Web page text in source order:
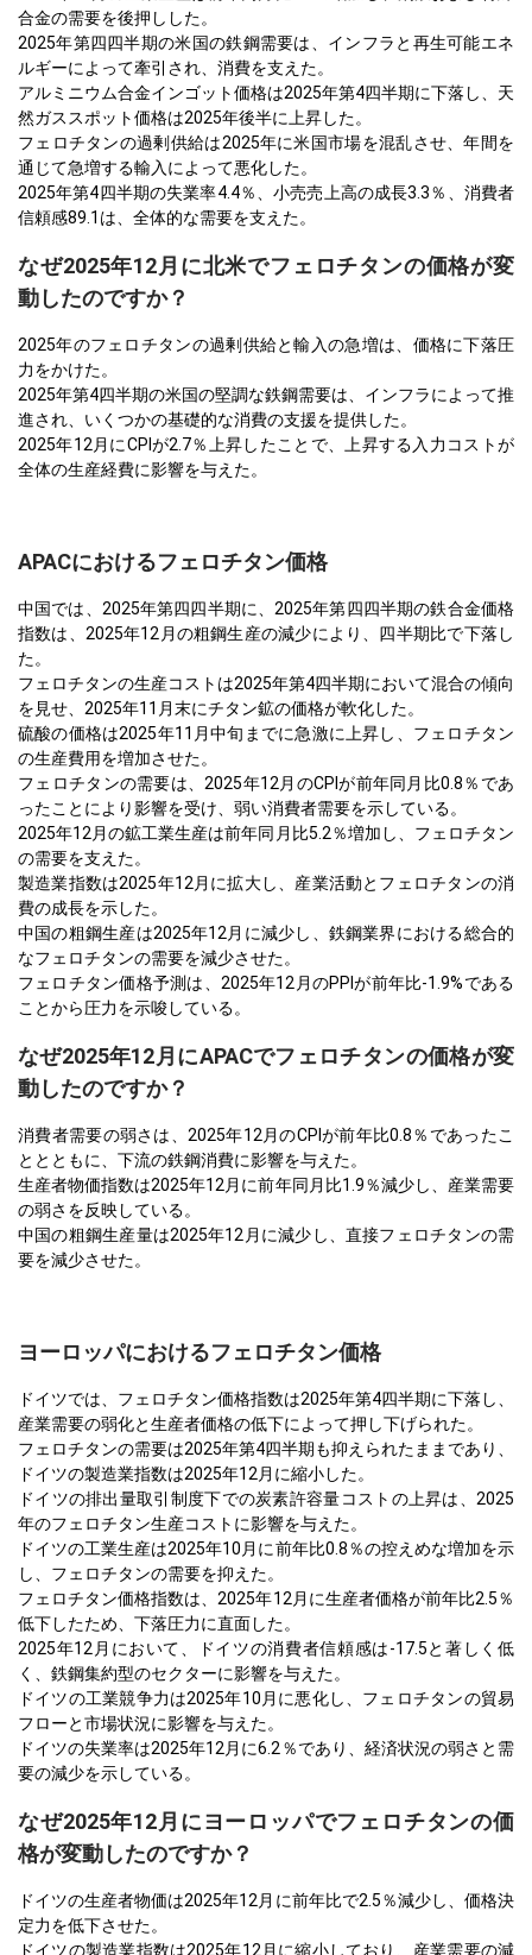
合金の需要を後押しした。
2025年第四四半期の米国の鉄鋼需要は、インフラと再生可能エネ
ルギーによって牽引され、消費を支えた。
アルミニウム合金インゴット価格は2025年第4四半期に下落し、天
然ガススポット価格は2025年後半に上昇した。
フェロチタンの過剰供給は2025年に米国市場を混乱させ、年間を
通じて急増する輸入によって悪化した。
2025年第4四半期の失業率4.4％、小売売上高の成長3.3％、消費者
信頼感89.1は、全体的な需要を支えた。
なぜ2025年12月に北米でフェロチタンの価格が変
動したのですか？
2025年のフェロチタンの過剰供給と輸入の急増は、価格に下落圧
力をかけた。
2025年第4四半期の米国の堅調な鉄鋼需要は、インフラによって推
進され、いくつかの基礎的な消費の支援を提供した。
2025年12月にCPIが2.7％上昇したことで、上昇する入力コストが
全体の生産経費に影響を与えた。
APACにおけるフェロチタン価格
中国では、2025年第四四半期に、2025年第四四半期の鉄合金価格
指数は、2025年12月の粗鋼生産の減少により、四半期比で下落し
た。
フェロチタンの生産コストは2025年第4四半期において混合の傾向
を見せ、2025年11月末にチタン鉱の価格が軟化した。
硫酸の価格は2025年11月中旬までに急激に上昇し、フェロチタン
の生産費用を増加させた。
フェロチタンの需要は、2025年12月のCPIが前年同月比0.8％であ
ったことにより影響を受け、弱い消費者需要を示している。
2025年12月の鉱工業生産は前年同月比5.2％増加し、フェロチタン
の需要を支えた。
製造業指数は2025年12月に拡大し、産業活動とフェロチタンの消
費の成長を示した。
中国の粗鋼生産は2025年12月に減少し、鉄鋼業界における総合的
なフェロチタンの需要を減少させた。
フェロチタン価格予測は、2025年12月のPPIが前年比-1.9%である
ことから圧力を示唆している。
なぜ2025年12月にAPACでフェロチタンの価格が変
動したのですか？
消費者需要の弱さは、2025年12月のCPIが前年比0.8％であったこ
ととともに、下流の鉄鋼消費に影響を与えた。
生産者物価指数は2025年12月に前年同月比1.9％減少し、産業需要
の弱さを反映している。
中国の粗鋼生産量は2025年12月に減少し、直接フェロチタンの需
要を減少させた。
ヨーロッパにおけるフェロチタン価格
ドイツでは、フェロチタン価格指数は2025年第4四半期に下落し、
産業需要の弱化と生産者価格の低下によって押し下げられた。
フェロチタンの需要は2025年第4四半期も抑えられたままであり、
ドイツの製造業指数は2025年12月に縮小した。
ドイツの排出量取引制度下での炭素許容量コストの上昇は、2025
年のフェロチタン生産コストに影響を与えた。
ドイツの工業生産は2025年10月に前年比0.8％の控えめな増加を示
し、フェロチタンの需要を抑えた。
フェロチタン価格指数は、2025年12月に生産者価格が前年比2.5％
低下したため、下落圧力に直面した。
2025年12月において、ドイツの消費者信頼感は-17.5と著しく低
く、鉄鋼集約型のセクターに影響を与えた。
ドイツの工業競争力は2025年10月に悪化し、フェロチタンの貿易
フローと市場状況に影響を与えた。
ドイツの失業率は2025年12月に6.2％であり、経済状況の弱さと需
要の減少を示している。
なぜ2025年12月にヨーロッパでフェロチタンの価
格が変動したのですか？
ドイツの生産者物価は2025年12月に前年比で2.5％減少し、価格決
定力を低下させた。
ドイツの製造業指数は2025年12月に縮小しており、産業需要の減